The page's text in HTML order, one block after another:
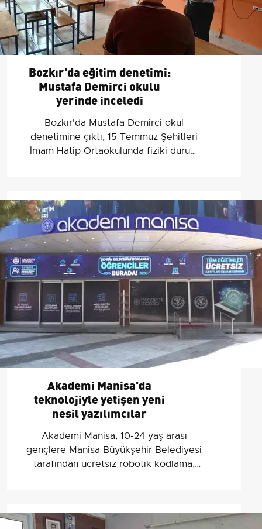
Bozkır'da eğitim denetimi:
Mustafa Demirci okulu
yerinde inceledi
Bozkır'da Mustafa Demirci okul
denetimine çıktı; 15 Temmuz Şehitleri
İmam Hatip Ortaokulunda fiziki durum
Akademi Manisa'da
teknolojiyle yetişen yeni
nesil yazılımcılar
Akademi Manisa, 10-24 yaş arası
gençlere Manisa Büyükşehir Belediyesi
tarafından ücretsiz robotik kodlama,